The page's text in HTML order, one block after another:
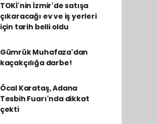
TOKİ'nin İzmir'de satışa
çıkaracağı ev ve iş yerleri
için tarih belli oldu
Gümrük Muhafaza'dan
kaçakçılığa darbe!
Öcal Karataş, Adana
Tesbih Fuarı'nda dikkat
çekti